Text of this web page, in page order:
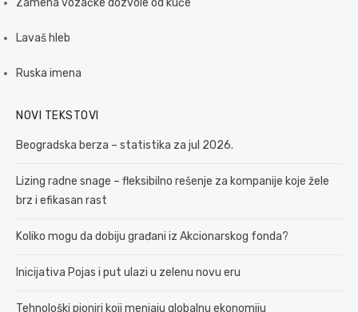
Zamena vozačke dozvole od kuće
Lavaš hleb
Ruska imena
NOVI TEKSTOVI
Beogradska berza – statistika za jul 2026.
Lizing radne snage – fleksibilno rešenje za kompanije koje žele
brz i efikasan rast
Koliko mogu da dobiju građani iz Akcionarskog fonda?
Inicijativa Pojas i put ulazi u zelenu novu eru
Tehnološki pioniri koji menjaju globalnu ekonomiju